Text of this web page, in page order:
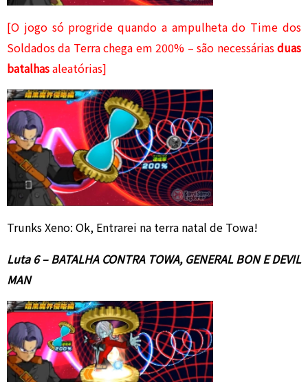
[O jogo só progride quando a ampulheta do Time dos
Soldados da Terra chega em 200% – são necessáriasduas
batalhasaleatórias]
Trunks Xeno: Ok, Entrarei na terra natal de Towa!
Luta 6 – BATALHA CONTRA TOWA, GENERAL BON E DEVIL
MAN